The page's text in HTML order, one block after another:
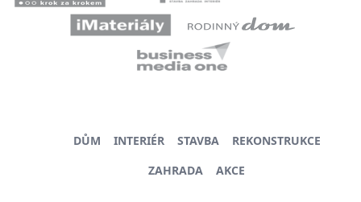
DŮM INTERIÉR STAVBA
REKONSTRUKCE
ZAHRADA
AKCE